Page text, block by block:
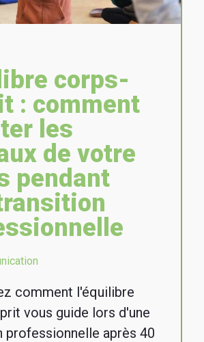
corps-
: comment
les
de votre
pendant
comment l'équilibre
vous guide lors d'une
professionnelle après 40